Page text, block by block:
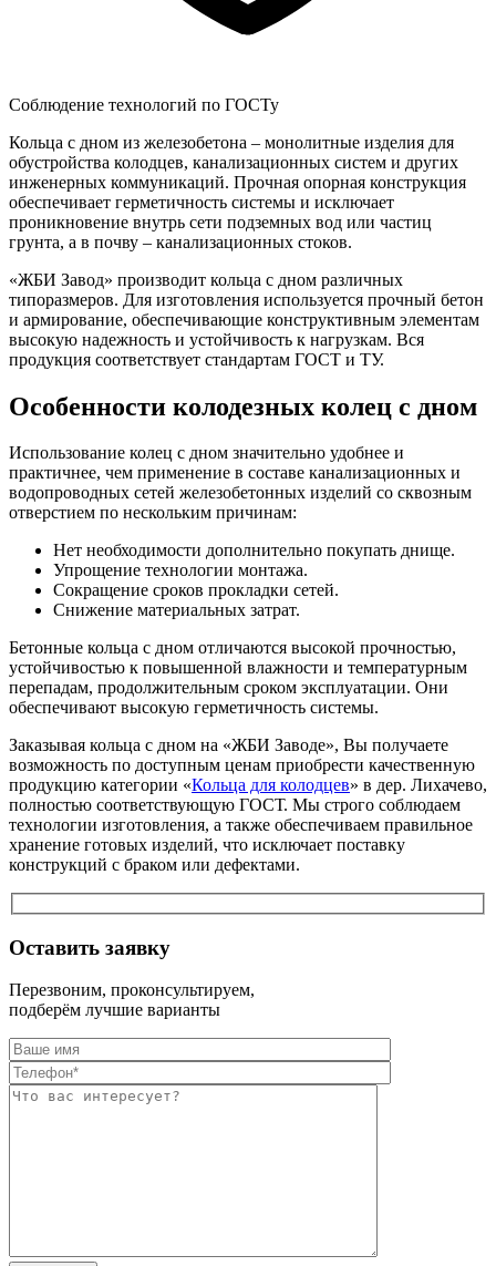
Соблюдение технологий по ГОСТу
Кольца с дном из железобетона – монолитные изделия для
обустройства колодцев, канализационных систем и других
инженерных коммуникаций. Прочная опорная конструкция
обеспечивает герметичность системы и исключает
проникновение внутрь сети подземных вод или частиц
грунта, а в почву – канализационных стоков.
«ЖБИ Завод» производит кольца с дном различных
типоразмеров. Для изготовления используется прочный бетон
и армирование, обеспечивающие конструктивным элементам
высокую надежность и устойчивость к нагрузкам. Вся
продукция соответствует стандартам ГОСТ и ТУ.
Особенности колодезных колец с дном
Использование колец с дном значительно удобнее и
практичнее, чем применение в составе канализационных и
водопроводных сетей железобетонных изделий со сквозным
отверстием по нескольким причинам:
Нет необходимости дополнительно покупать днище.
Упрощение технологии монтажа.
Сокращение сроков прокладки сетей.
Снижение материальных затрат.
Бетонные кольца с дном отличаются высокой прочностью,
устойчивостью к повышенной влажности и температурным
перепадам, продолжительным сроком эксплуатации. Они
обеспечивают высокую герметичность системы.
Заказывая кольца с дном на «ЖБИ Заводе», Вы получаете
возможность по доступным ценам приобрести качественную
продукцию категории «Кольца для колодцев» в дер. Лихачево,
полностью соответствующую ГОСТ. Мы строго соблюдаем
технологии изготовления, а также обеспечиваем правильное
хранение готовых изделий, что исключает поставку
конструкций с браком или дефектами.
Оставить заявку
Перезвоним, проконсультируем,
подберём лучшие варианты